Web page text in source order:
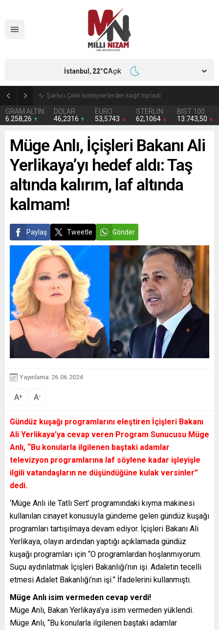
İran 2 ülkeyi birden vurdu
GRAM ALTIN
6.258,26
DOLAR
46,2316
EURO
53,5743
STERLİN
62,1064
BIST 100
13.743,50
İstanbul, 22°CAçık
Müge Anlı, İçişleri Bakanı Ali
Yerlikaya’yı hedef aldı: Taş
altında kalırım, laf altında
kalmam!
Paylaş Tweetle Gönder
Yayınlama: 26.06.2024
A+ A-
Gündüz kuşağı programlarını eleştiren İçişleri Bakanı
Ali Yerlikaya’ya cevap veren Program Sunucusu Müge
Anlı, “Bu konularla ilgilenen baştaki adamlar
televizyon programlarına laf söylene kadar işleyişle
ilgili vatandaşların ne düşündüğüne kulak versinler”
dedi.
‘Müge Anlı ile Tatlı Sert’ programındaki kıyma makinesi
kullanılan cinayet konusuyla gündeme gelen gündüz kuşağı
programları tartışılmaya devam ediyor. İçişleri Bakanı Ali
Yerlikaya, olayın ardından yaptığı açıklamada gündüz
kuşağı programları için “O programlardan hoşlanmıyorum.
Suçu aydınlatmak İçişleri Bakanlığı’nın işi. Adaletin tecelli
etmesi Adalet Bakanlığı’nın işi.” İfadelerini kullanmıştı.
Müge Anlı isim vermeden cevap verdi!
Müge Anlı, Bakan Yerlikaya’ya isim vermeden yüklendi.
Müge Anlı, “Bu konularla ilgilenen baştaki adamlar